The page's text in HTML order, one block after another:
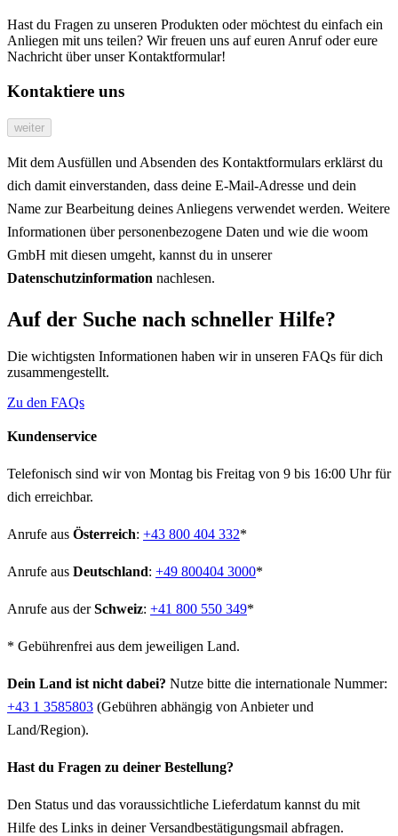
Hast du Fragen zu unseren Produkten oder möchtest du einfach ein
Anliegen mit uns teilen? Wir freuen uns auf euren Anruf oder eure
Nachricht über unser Kontaktformular!
Kontaktiere uns
weiter
Mit dem Ausfüllen und Absenden des Kontaktformulars erklärst du
dich damit einverstanden, dass deine E-Mail-Adresse und dein
Name zur Bearbeitung deines Anliegens verwendet werden. Weitere
Informationen über personenbezogene Daten und wie die woom
GmbH mit diesen umgeht, kannst du in unserer
Datenschutzinformation nachlesen.
Auf der Suche nach schneller Hilfe?
Die wichtigsten Informationen haben wir in unseren FAQs für dich
zusammengestellt.
Zu den FAQs
Kundenservice
Telefonisch sind wir von Montag bis Freitag von 9 bis 16:00 Uhr für
dich erreichbar.
Anrufe aus Österreich: +43 800 404 332*
Anrufe aus Deutschland: +49 800404 3000*
Anrufe aus derSchweiz: +41 800 550 349*
* Gebührenfrei aus dem jeweiligen Land.
Dein Land ist nicht dabei? Nutze bitte die internationale Nummer:
+43 1 3585803 (Gebühren abhängig von Anbieter und
Land/Region).
Hast du Fragen zu deiner Bestellung?
Den Status und das voraussichtliche Lieferdatum kannst du mit
Hilfe des Links in deiner Versandbestätigungsmail abfragen.